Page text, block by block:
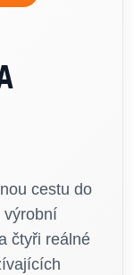
cestu do
výrobní
čtyři reálné